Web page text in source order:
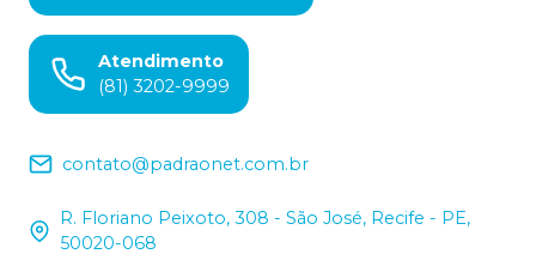
Atendimento
(81) 3202-9999
contato@padraonet.com.br
R. Floriano Peixoto, 308 - São José, Recife - PE,
50020-068